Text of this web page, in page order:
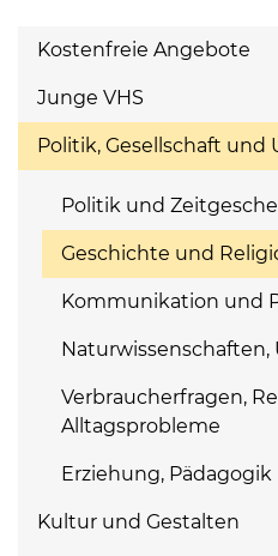
Kostenfreie Angebote
Junge VHS
Politik, Gesellschaft und
Politik und
Geschichte und
Kommunikation und
Verbraucherfragen,
Alltagsprobleme
Erziehung,
Kultur und Gestalten